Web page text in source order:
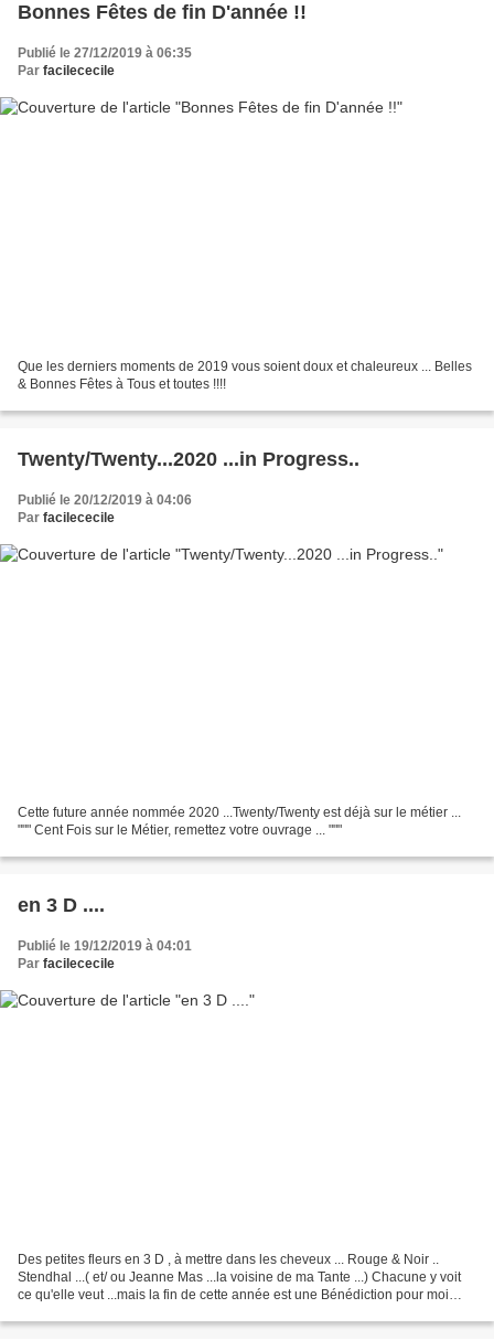
Bonnes Fêtes de fin D'année !!
Publié le 27/12/2019 à 06:35
Par facilececile
Que les derniers moments de 2019 vous soient doux et chaleureux ... Belles
& Bonnes Fêtes à Tous et toutes !!!!
Twenty/Twenty...2020 ...in Progress..
Publié le 20/12/2019 à 04:06
Par facilececile
Cette future année nommée 2020 ...Twenty/Twenty est déjà sur le métier ...
""" Cent Fois sur le Métier, remettez votre ouvrage ... """
en 3 D ....
Publié le 19/12/2019 à 04:01
Par facilececile
Des petites fleurs en 3 D , à mettre dans les cheveux ... Rouge & Noir ..
Stendhal ...( et/ ou Jeanne Mas ...la voisine de ma Tante ...) Chacune y voit
ce qu'elle veut ...mais la fin de cette année est une Bénédiction pour moi